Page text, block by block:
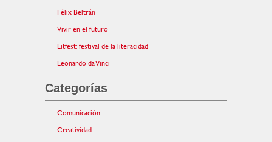
Félix Beltrán
Vivir en el futuro
Litfest: festival de la literacidad
Leonardo da Vinci
Categorías
Comunicación
Creatividad